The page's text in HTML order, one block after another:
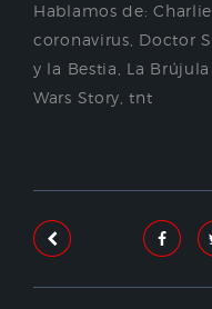
Hablamos de:
coronavirus Doctor
y la Bestia
La
Wars Story ,tnt